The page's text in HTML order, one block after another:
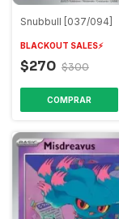
Snubbull [037/094]
BLACKOUT SALES⚡️
$270 $300
COMPRAR